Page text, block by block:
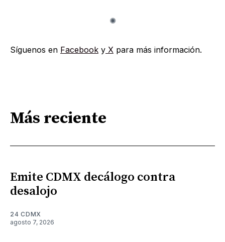
Síguenos en Facebook y X para más información.
Más reciente
Emite CDMX decálogo contra
desalojo
24 CDMX
agosto 7, 2026